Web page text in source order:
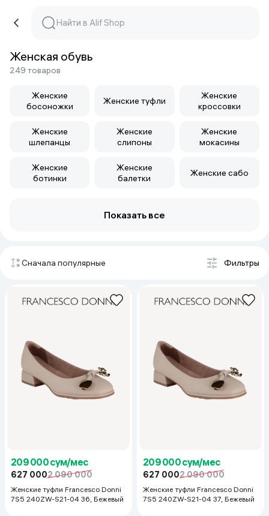
Женская обувь
249 товаров
Женские
босоножки
Женские туфли
Женские
кроссовки
Женские
шлепанцы
Женские
слипоны
Женские
мокасины
Женские
ботинки
Женские
балетки
Женские сабо
Показать все
Сначала популярные Фильтры
209 000 сум/мес
627 0002 090 000
Женские туфли Francesco Donni
7S5 240ZW-S21-04 36, Бежевый
209 000 сум/мес
627 0002 090 000
Женские туфли Francesco Donni
7S5 240ZW-S21-04 37, Бежевый